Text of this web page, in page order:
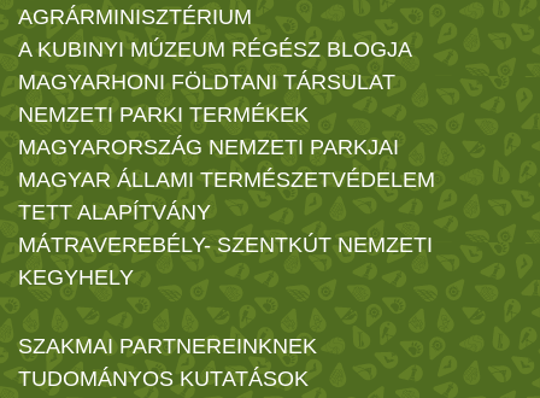
AGRÁRMINISZTÉRIUM
A KUBINYI MÚZEUM RÉGÉSZ BLOGJA
MAGYARHONI FÖLDTANI TÁRSULAT
NEMZETI PARKI TERMÉKEK
MAGYARORSZÁG NEMZETI PARKJAI
MAGYAR ÁLLAMI TERMÉSZETVÉDELEM
TETT ALAPÍTVÁNY
MÁTRAVEREBÉLY- SZENTKÚT NEMZETI
KEGYHELY
SZAKMAI PARTNEREINKNEK
TUDOMÁNYOS KUTATÁSOK